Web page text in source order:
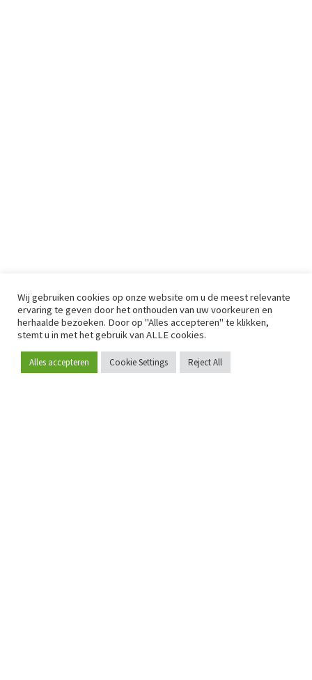
Word lid
Wij gebruiken cookies op onze website om u de meest relevante
ervaring te geven door het onthouden van uw voorkeuren en
herhaalde bezoeken. Door op "Alles accepteren" te klikken,
stemt u in met het gebruik van ALLE cookies.
Alles accepteren Cookie Settings Reject All